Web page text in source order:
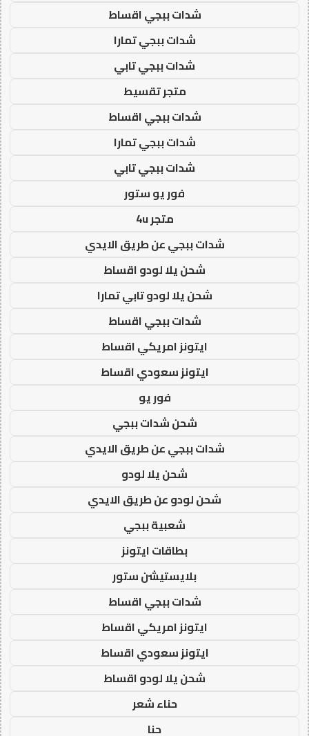
شدات ببجي اقساط
شدات ببجي تمارا
شدات ببجي تابي
متجر تقسيط
شدات ببجي اقساط
شدات ببجي تمارا
شدات ببجي تابي
فور يو ستور
متجر 4u
شدات ببجي عن طريق الايدي
شحن يلا لودو اقساط
شحن يلا لودو تابي تمارا
شدات ببجي اقساط
ايتونز امريكي اقساط
ايتونز سعودي اقساط
فور يو
شحن شدات ببجي
شدات ببجي عن طريق الايدي
شحن يلا لودو
شحن لودو عن طريق الايدي
شعبية ببجي
بطاقات ايتونز
بلايستيشن ستور
شدات ببجي اقساط
ايتونز امريكي اقساط
ايتونز سعودي اقساط
شحن يلا لودو اقساط
حناء شعر
حنا